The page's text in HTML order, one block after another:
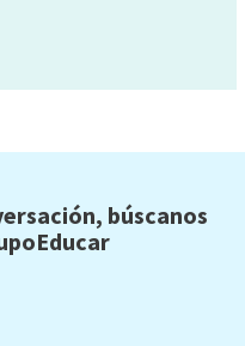
búscanos